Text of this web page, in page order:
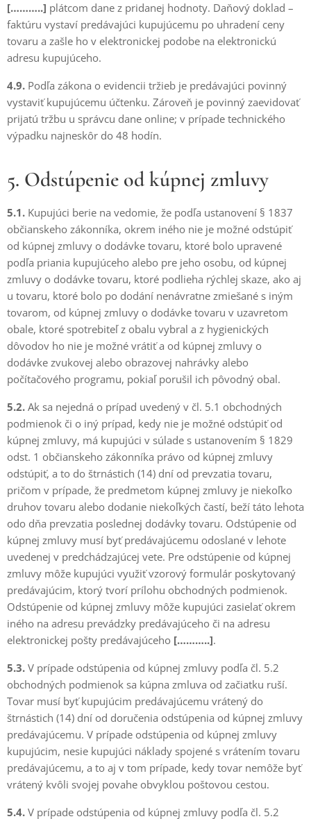
[………..] plátcom dane z pridanej hodnoty. Daňový doklad –
faktúru vystaví predávajúci kupujúcemu po uhradení ceny
tovaru a zašle ho v elektronickej podobe na elektronickú
adresu kupujúceho.
4.9. Podľa zákona o evidencii tržieb je predávajúci povinný
vystaviť kupujúcemu účtenku. Zároveň je povinný zaevidovať
prijatú tržbu u správcu dane online; v prípade technického
výpadku najneskôr do 48 hodín.
5. Odstúpenie od kúpnej zmluvy
5.1. Kupujúci berie na vedomie, že podľa ustanovení § 1837
občianskeho zákonníka, okrem iného nie je možné odstúpiť
od kúpnej zmluvy o dodávke tovaru, ktoré bolo upravené
podľa priania kupujúceho alebo pre jeho osobu, od kúpnej
zmluvy o dodávke tovaru, ktoré podlieha rýchlej skaze, ako aj
u tovaru, ktoré bolo po dodání nenávratne zmiešané s iným
tovarom, od kúpnej zmluvy o dodávke tovaru v uzavretom
obale, ktoré spotrebiteľ z obalu vybral a z hygienických
dôvodov ho nie je možné vrátiť a od kúpnej zmluvy o
dodávke zvukovej alebo obrazovej nahrávky alebo
počítačového programu, pokiaľ porušil ich pôvodný obal.
5.2. Ak sa nejedná o prípad uvedený v čl. 5.1 obchodných
podmienok či o iný prípad, kedy nie je možné odstúpiť od
kúpnej zmluvy, má kupujúci v súlade s ustanovením § 1829
odst. 1 občianskeho zákonníka právo od kúpnej zmluvy
odstúpiť, a to do štrnástich (14) dní od prevzatia tovaru,
pričom v prípade, že predmetom kúpnej zmluvy je niekoľko
druhov tovaru alebo dodanie niekoľkých častí, beží táto lehota
odo dňa prevzatia poslednej dodávky tovaru. Odstúpenie od
kúpnej zmluvy musí byť predávajúcemu odoslané v lehote
uvedenej v predchádzajúcej vete. Pre odstúpenie od kúpnej
zmluvy môže kupujúci využiť vzorový formulár poskytovaný
predávajúcim, ktorý tvorí prílohu obchodných podmienok.
Odstúpenie od kúpnej zmluvy môže kupujúci zasielať okrem
iného na adresu prevádzky predávajúceho či na adresu
elektronickej pošty predávajúceho [………..].
5.3. V prípade odstúpenia od kúpnej zmluvy podľa čl. 5.2
obchodných podmienok sa kúpna zmluva od začiatku ruší.
Tovar musí byť kupujúcim predávajúcemu vrátený do
štrnástich (14) dní od doručenia odstúpenia od kúpnej zmluvy
predávajúcemu. V prípade odstúpenia od kúpnej zmluvy
kupujúcim, nesie kupujúci náklady spojené s vrátením tovaru
predávajúcemu, a to aj v tom prípade, kedy tovar nemôže byť
vrátený kvôli svojej povahe obvyklou poštovou cestou.
5.4. V prípade odstúpenia od kúpnej zmluvy podľa čl. 5.2